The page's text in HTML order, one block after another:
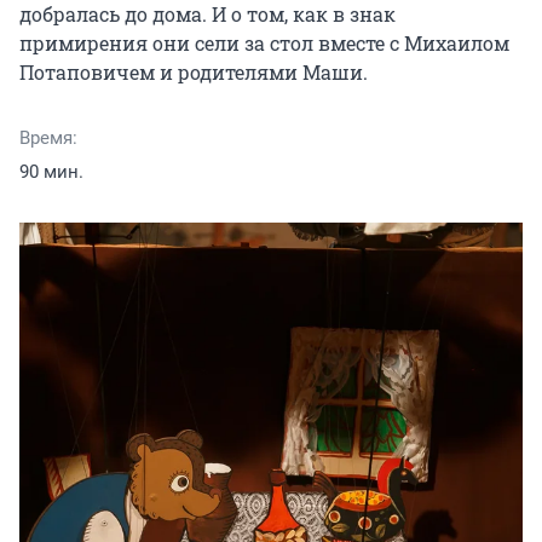
добралась до дома. И о том, как в знак
примирения они сели за стол вместе с Михаилом
Потаповичем и родителями Маши.
Время:
90 мин.